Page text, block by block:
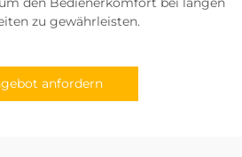
zu gewährleisten.
anfordern